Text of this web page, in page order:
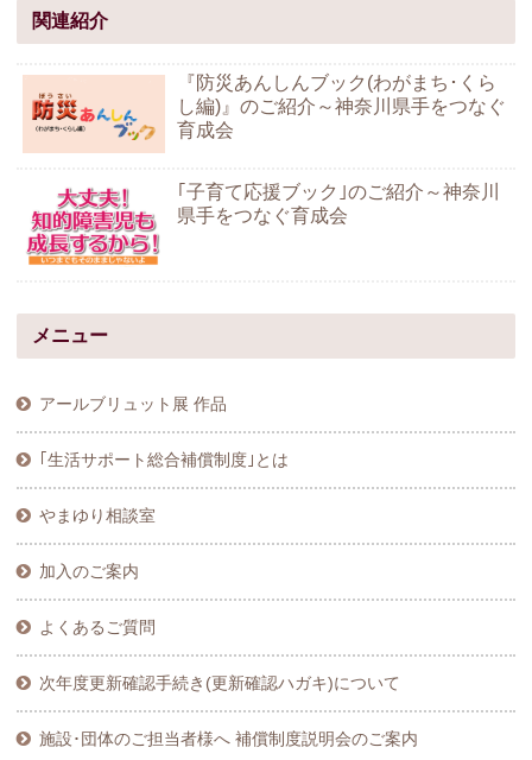
関連紹介
『防災あんしんブック(わがまち･くら
し編)』のご紹介～神奈川県手をつなぐ
育成会
｢子育て応援ブック｣のご紹介～神奈川
県手をつなぐ育成会
メニュー
アールブリュット展 作品
｢生活サポート総合補償制度｣とは
やまゆり相談室
加入のご案内
よくあるご質問
次年度更新確認手続き(更新確認ハガキ)について
施設･団体のご担当者様へ 補償制度説明会のご案内